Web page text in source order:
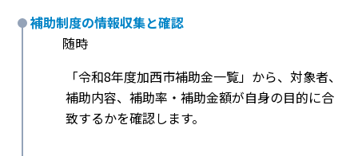
補助制度の情報収集と確認
随時
「令和8年度加西市補助金一覧」から、対象者、
補助内容、補助率・補助金額が自身の目的に合
致するかを確認します。